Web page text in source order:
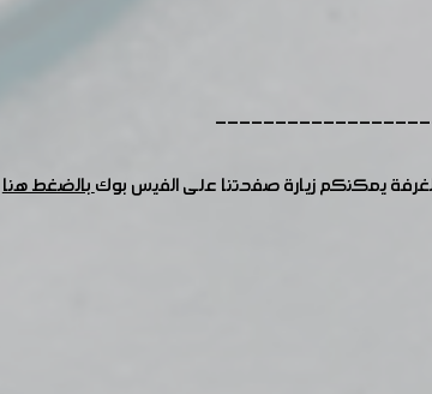
يمكنكم زيارة صفحتنا على الفيس بوكبالضغط هنا